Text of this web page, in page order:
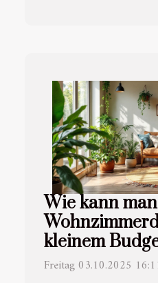
Wie kann
kleinem
Freitag 03.10.2025